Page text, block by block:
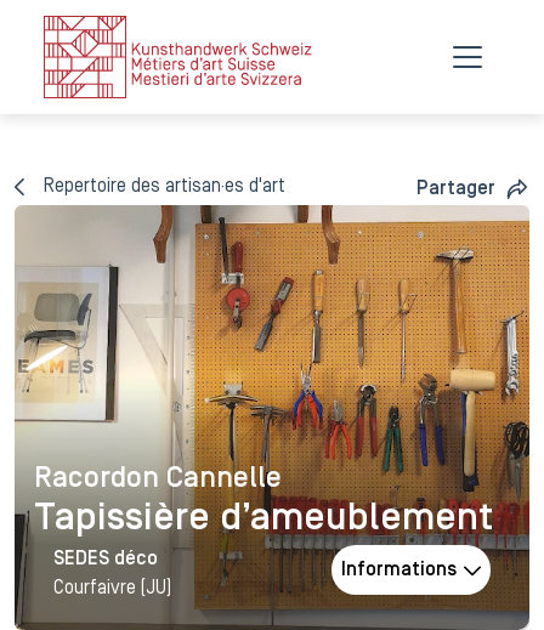
Repertoire des artisan·es d'art Partager
Racordon Cannelle
Racordon Cannelle
Tapissière d’ameublement
SEDES déco
Courfaivre (JU)
Informations